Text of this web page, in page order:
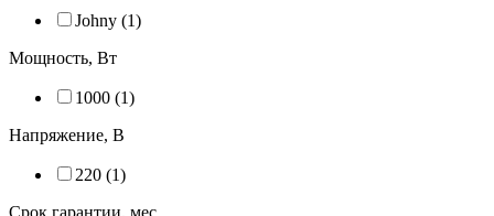
Johny (1)
Мощность, Вт
1000 (1)
Напряжение, В
220 (1)
Срок гарантии, мес